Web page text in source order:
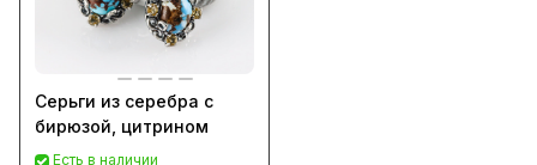
Серьги из серебра с
бирюзой, цитрином
Есть в наличии